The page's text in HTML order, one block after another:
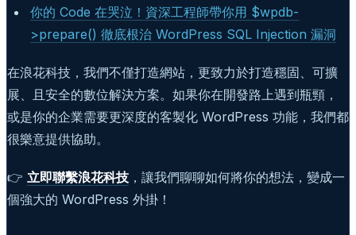
你的 Code 在哭泣！資深工程師帶你用 $wpdb-
>prepare() 徹底根治 WordPress SQL Injection 漏洞
在浪花科技，我們不僅打造網站，更致力於打造穩固、可擴
展、且安全的數位解決方案。如果你在開發路上遇到瓶頸，
或是你的企業需要更深度的客製化 WordPress 功能，我們都
很樂意提供協助。
👉 立即聯繫浪花科技 ，讓我們聊聊如何將你的想法，變成一
個強大的 WordPress 外掛！